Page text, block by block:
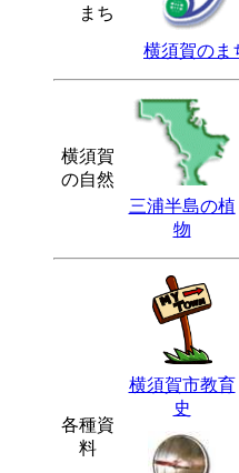
まち
横須賀のま
横須賀
の自然
三浦半島の植
物
各種資
料
横須賀市教育
史